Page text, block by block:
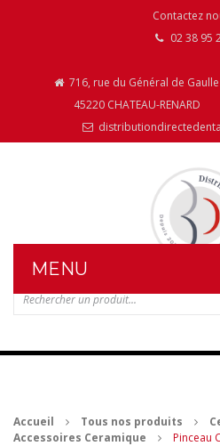
Contactez
02 38 95
716, rue du Général de Gaulle
45220 CHATEAU-RENARD
MENU
NOS PRODUITS
CONTACT
Accueil Tous nos produits
Accessoires Ceramique
Pinceau